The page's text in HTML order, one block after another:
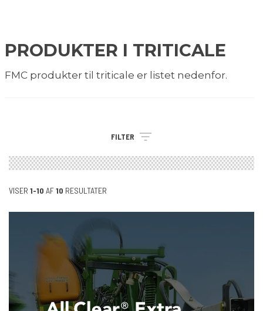
PRODUKTER I TRITICALE
FMC produkter til triticale er listet nedenfor.
FILTER
VISER 1-10 AF10 RESULTATER